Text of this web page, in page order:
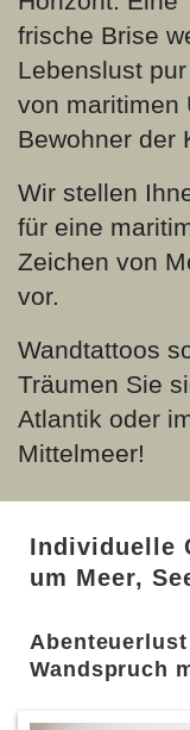
frische Brise
Lebenslust
von maritimen
Bewohner der
Wir stellen
für eine
Zeichen von
vor.
Wandtattoos
Träumen Sie
Atlantik oder
Mittelmeer!
Individuelle
um Meer,
Wandspruch